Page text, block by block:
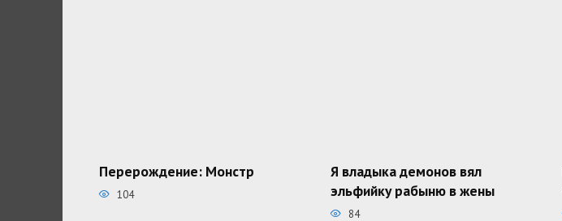
Перерождение: Монстр
104
Я владыка демонов вял
эльфийку рабыню в жены
84